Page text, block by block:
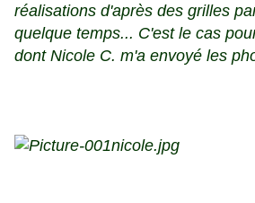
réalisations d'après des grilles
quelque temps... C'est le cas
dont Nicole C. m'a envoyé les